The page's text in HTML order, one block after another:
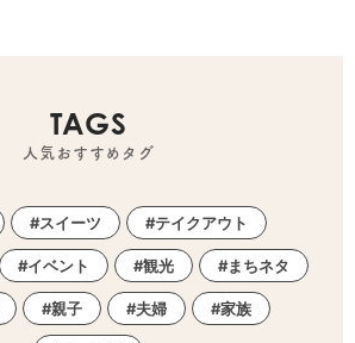
TAGS
人気おすすめタグ
スイーツ テイクアウト
イベント 観光 まちネタ
親子 夫婦 家族